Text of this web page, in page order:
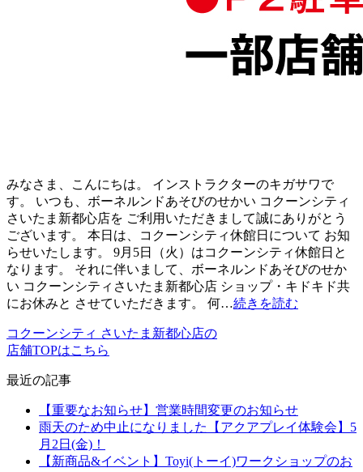
みなさま、こんにちは。 インストラクターのキガサワで
す。 いつも、ボーネルンドあそびのせかい コクーンシティ
さいたま新都心店を ご利用いただきまして誠にありがとう
ございます。 本日は、コクーンシティ休館日について お知
らせいたします。 9月5日（火）はコクーンシティ休館日と
なります。 それに伴いまして、ボーネルンドあそびのせか
い コクーンシティさいたま新都心店 ショップ・キドキド共
にお休みと させていただきます。 何…続きを読む
コクーンシティ さいたま新都心店の
店舗TOPはこちら
最近の記事
【重要なお知らせ】営業時間変更のお知らせ
雨天のため中止になりました【アクアプレイ体験会】5
月2日(金)！
【新商品&イベント】Toyi(トーイ)ワークショップのお